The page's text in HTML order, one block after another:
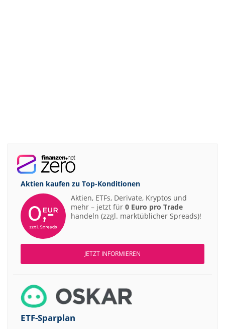
Aktien kaufen zu Top-Konditionen
Aktien, ETFs, Derivate, Kryptos und
mehr – jetzt für 0 Euro pro Trade
handeln (zzgl. marktüblicher Spreads)!
JETZT INFORMIEREN
ETF-Sparplan